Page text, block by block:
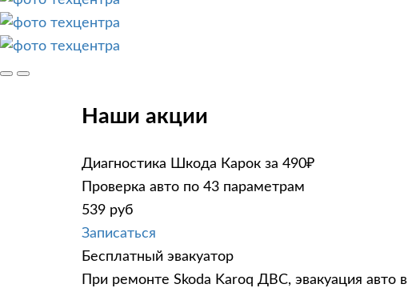
Наши акции
Диагностика Шкода Карок за 490₽
Проверка авто по 43 параметрам
539 руб
Записаться
Бесплатный эвакуатор
При ремонте Skoda Karoq ДВС, эвакуация